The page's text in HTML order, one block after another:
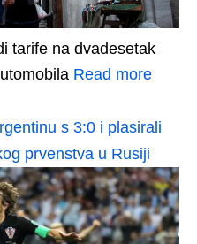
tarife na dvadesetak
Read more
s 3:0 i plasirali
prvenstva u Rusiji